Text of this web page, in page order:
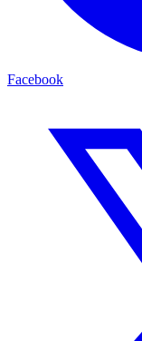
Facebook